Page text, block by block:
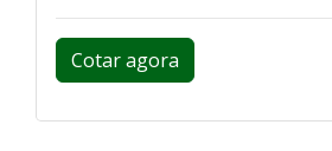
Cotar agora